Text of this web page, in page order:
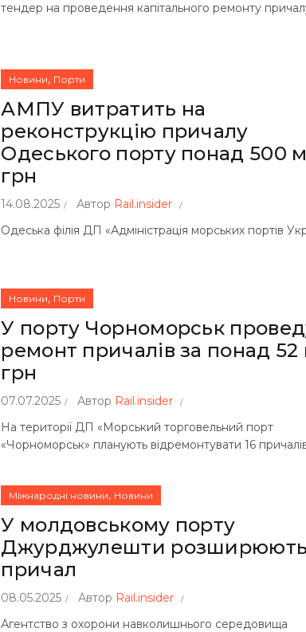
тендер на проведення капітального ремонту
Новини, Порти
АМПУ витратить на
реконструкцію причалу
Одеського порту понад 500
грн
14.08.2025 Автор Rail.insider
Одеська філія ДП «Адміністрація морських портів
Новини, Порти
У порту Чорноморськ
ремонт причалів за понад 52
грн
07.07.2025 Автор Rail.insider
На території ДП «Морський торговельний порт
«Чорноморськ» планують відремонтувати 16
Міжнародні новини, Новини
У молдовському порту
Джурджулешти розширюють
причал
08.05.2025 Автор Rail.insider
Агентство з охорони навколишнього середовища